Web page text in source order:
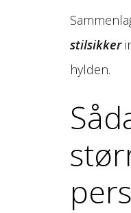
stilsikker
hylden.